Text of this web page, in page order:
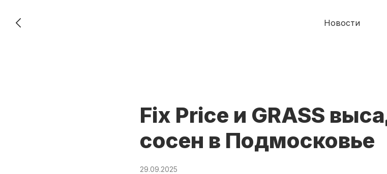
Новости
Fix Price и GRASS
сосен в Подмосковье
29.09.2025